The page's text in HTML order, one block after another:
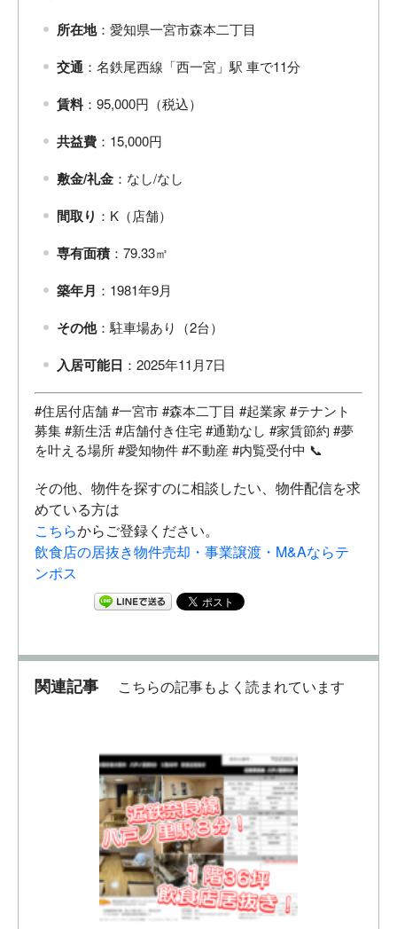
所在地：愛知県一宮市森本二丁目
交通 ：名鉄尾西線「西一宮」駅 車で11分
賃料：95,000円（税込）
共益費 ：15,000円
敷金/礼金 ：なし/なし
間取り ：K（店舗）
専有面積：79.33㎡
築年月 ：1981年9月
その他：駐車場あり（2台）
入居可能日 ：2025年11月7日
#住居付店舗 #一宮市 #森本二丁目 #起業家 #テナント
募集 #新生活 #店舗付き住宅 #通勤なし #家賃節約 #夢
を叶える場所 #愛知物件 #不動産 #内覧受付中 📞
その他、物件を探すのに相談したい、物件配信を求
めている方は
こちらからご登録ください。
飲食店の居抜き物件売却・事業譲渡・M&Aならテ
ンポス
関連記事 こちらの記事もよく読まれています